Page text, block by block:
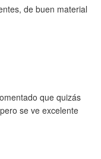
de buen material
que quizás
se ve excelente